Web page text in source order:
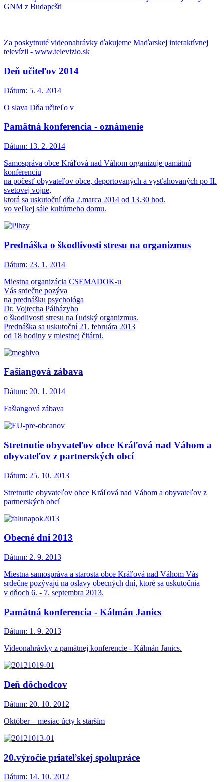
GNM z Budapešti
Za poskytnuté videonahrávky ďakujeme Maďarskej interaktívnej
televízii - www.televizio.sk
Deň učiteľov 2014
Dátum: 5. 4. 2014
O slava Dňa učiteľo v
Pamätná konferencia - oznámenie
Dátum: 13. 2. 2014
Samospráva obce Kráľová nad Váhom organizuje pamätnú
konferenciu
na počesť obyvateľov obce, deportovaných a vysťahovaných po II.
svetovej vojne,
ktorá sa uskutoční dňa 2.marca 2014 od 13.30 hod.
vo veľkej sále kultúrneho domu.
Prednáška o škodlivosti stresu na organizmus
Dátum: 23. 1. 2014
Miestna organizácia CSEMADOK-u
Vás srdečne pozýva
na prednášku psychológa
Dr. Vojtecha Pálházyho
o škodlivosti stresu na ľudský organizmus.
Prednáška sa uskutoční 21. februára 2013
od 18 hodiny v miestnej čitárni.
Fašiangová zábava
Dátum: 20. 1. 2014
Fašiangová zábava
Stretnutie obyvateľov obce Kráľová nad Váhom a
obyvateľov z partnerských obcí
Dátum: 25. 10. 2013
Stretnutie obyvateľov obce Kráľová nad Váhom a obyvateľov z
partnerských obcí
Obecné dni 2013
Dátum: 2. 9. 2013
Miestna samospráva a starosta obce Kráľová nad Váhom Vás
srdečne pozývajú na oslavy obecných dní, ktoré sa uskutočnia
v dňoch 6. - 7. septembra 2013.
Pamätná konferencia - Kálmán Janics
Dátum: 1. 9. 2013
Videonahrávky z pamätnej konferencie - Kálmán Janics.
Deň dôchodcov
Dátum: 20. 10. 2012
Október – mesiac úcty k starším
20.výročie priateľskej spolupráce
Dátum: 14. 10. 2012